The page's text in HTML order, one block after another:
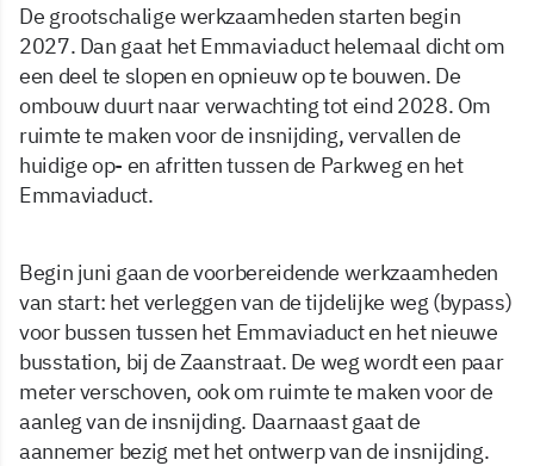
De grootschalige werkzaamheden starten begin
2027. Dan gaat het Emmaviaduct helemaal dicht om
een deel te slopen en opnieuw op te bouwen. De
ombouw duurt naar verwachting tot eind 2028. Om
ruimte te maken voor de insnijding, vervallen de
huidige op- en afritten tussen de Parkweg en het
Emmaviaduct.
Begin juni gaan de voorbereidende werkzaamheden
van start: het verleggen van de tijdelijke weg (bypass)
voor bussen tussen het Emmaviaduct en het nieuwe
busstation, bij de Zaanstraat. De weg wordt een paar
meter verschoven, ook om ruimte te maken voor de
aanleg van de insnijding. Daarnaast gaat de
aannemer bezig met het ontwerp van de insnijding.